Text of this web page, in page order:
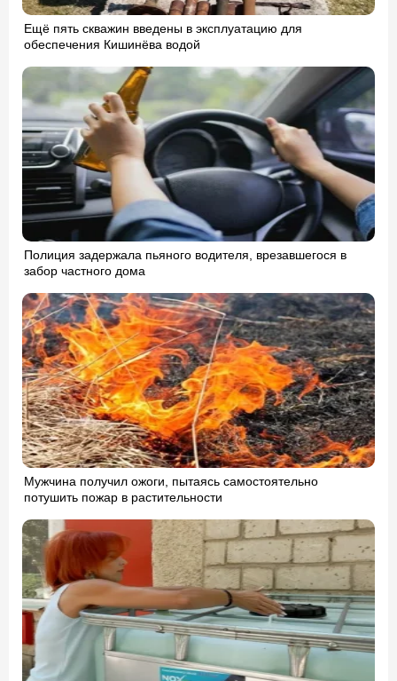
Ещё пять скважин введены в эксплуатацию для
обеспечения Кишинёва водой
Полиция задержала пьяного водителя, врезавшегося в
забор частного дома
Мужчина получил ожоги, пытаясь самостоятельно
потушить пожар в растительности